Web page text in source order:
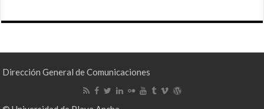
Dirección General de Comunicaciones